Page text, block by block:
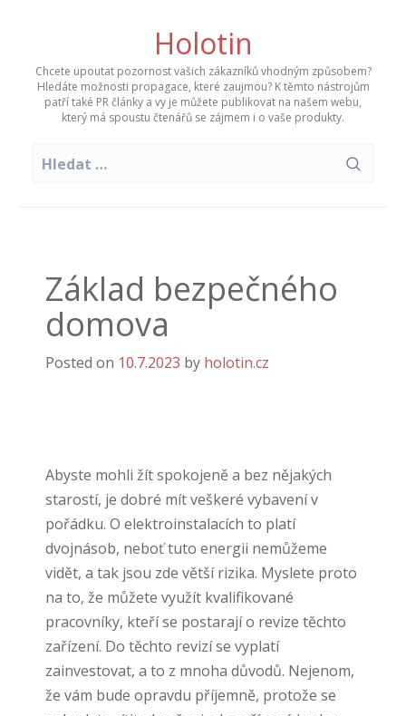
Holotin
Chcete upoutat pozornost vašich zákazníků vhodným způsobem?
Hledáte možnosti propagace, které zaujmou? K těmto nástrojům
patří také PR články a vy je můžete publikovat na našem webu,
který má spoustu čtenářů se zájmem i o vaše produkty.
Základ bezpečného
domova
Posted on 10.7.2023 by holotin.cz
Abyste mohli žít spokojeně a bez nějakých
starostí, je dobré mít veškeré vybavení v
pořádku. O elektroinstalacích to platí
dvojnásob, neboť tuto energii nemůžeme
vidět, a tak jsou zde větší rizika. Myslete proto
na to, že můžete využít kvalifikované
pracovníky, kteří se postarají o revize těchto
zařízení. Do těchto revizí se vyplatí
zainvestovat, a to z mnoha důvodů. Nejenom,
že vám bude opravdu příjemně, protože se